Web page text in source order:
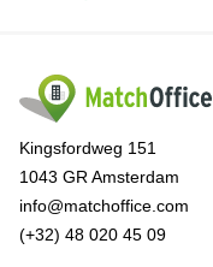
Kingsfordweg 151
1043 GR Amsterdam
info@matchoffice.com
(+32) 48 020 45 09